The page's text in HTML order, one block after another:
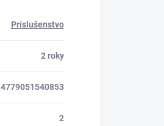
Príslušenstvo
2 roky
4779051540853
2